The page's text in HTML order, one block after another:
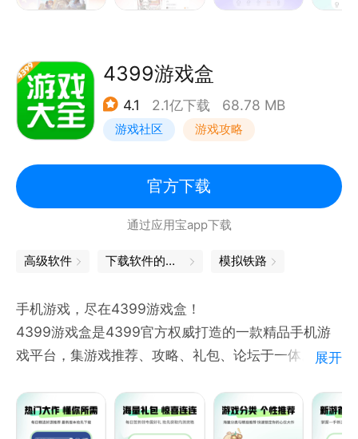
4399游戏盒
4.1 2.1亿下载 68.78 MB
游戏社区 游戏攻略
官方下载
通过应用宝app下载
高级软件 下载软件的软件 模拟铁路
手机游戏，尽在4399游戏盒！
4399游戏盒是4399官方权威打造的一款精品手机游
戏平台，集游戏推荐、攻略、礼包、论坛于一体。
展示个人风采等诸多特点，您可随时随地一键安装，十
万海量游戏经由资深玩家强力推荐、精彩的游戏视频解
展开